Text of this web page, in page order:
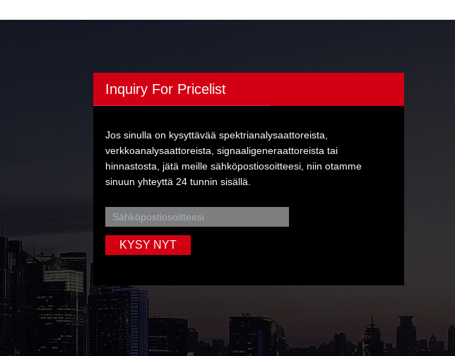
Inquiry For Pricelist
Jos sinulla on kysyttävää spektrianalysaattoreista,
verkkoanalysaattoreista, signaaligeneraattoreista tai
hinnastosta, jätä meille sähköpostiosoitteesi, niin otamme
sinuun yhteyttä 24 tunnin sisällä.